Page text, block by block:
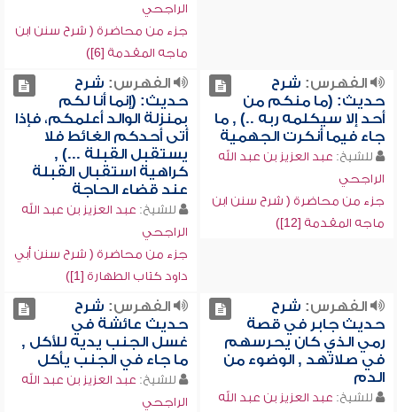
الراجحي
جزء من محاضرة ( شرح سنن ابن
ماجه المقدمة [6])
الفهرس: شرح
حديث: (ما منكم من
أحد إلا سيكلمه ربه ..) , ما
جاء فيما أنكرت الجهمية
للشيخ: عبد العزيز بن عبد الله
الراجحي
جزء من محاضرة ( شرح سنن ابن
ماجه المقدمة [12])
الفهرس: شرح
حديث: (إنما أنا لكم
بمنزلة الوالد أعلمكم، فإذا
أتى أحدكم الغائط فلا
يستقبل القبلة ...) ,
كراهية استقبال القبلة
عند قضاء الحاجة
للشيخ: عبد العزيز بن عبد الله
الراجحي
جزء من محاضرة ( شرح سنن أبي
داود كتاب الطهارة [1])
الفهرس: شرح
حديث جابر في قصة
رمي الذي كان يحرسهم
في صلاتهد , الوضوء من
الدم
للشيخ: عبد العزيز بن عبد الله
الفهرس: شرح
حديث عائشة في
غسل الجنب يديه للأكل ,
ما جاء في الجنب يأكل
للشيخ: عبد العزيز بن عبد الله
الراجحي